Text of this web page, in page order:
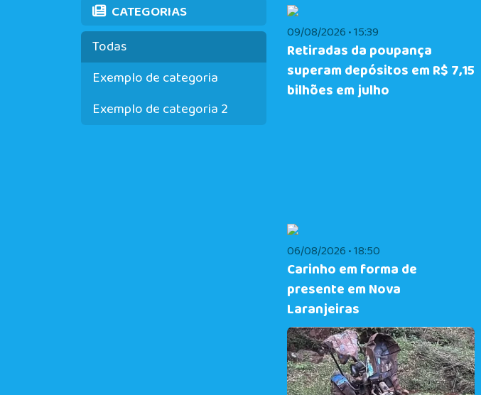
CATEGORIAS
Todas
Exemplo de categoria
Exemplo de categoria 2
09/08/2026 • 15:39
Retiradas da poupança
superam depósitos em R$ 7,15
bilhões em julho
06/08/2026 • 18:50
Carinho em forma de
presente em Nova
Laranjeiras